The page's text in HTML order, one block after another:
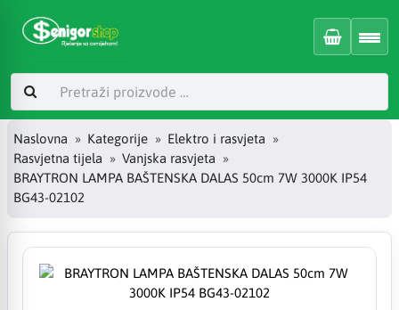
Naslovna Kategorije
Elektro i rasvjeta
Rasvjetna tijela
Vanjska rasvjeta
BRAYTRON LAMPA BAŠTENSKA DALAS 50cm 7W 3000K IP54
BG43-02102